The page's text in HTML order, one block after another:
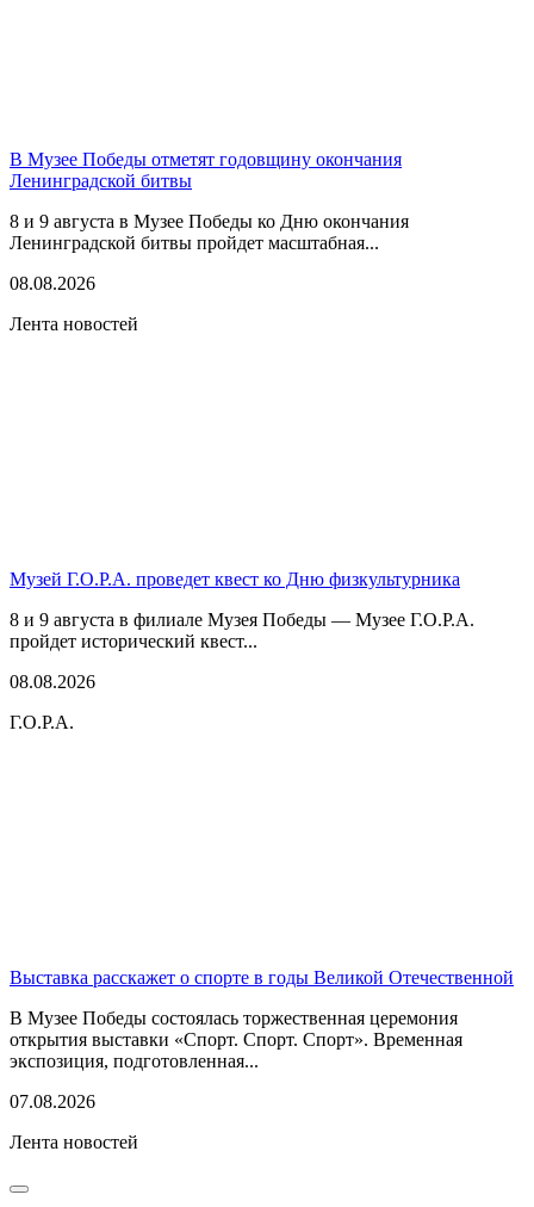
В Музее Победы отметят годовщину окончания
Ленинградской битвы
8 и 9 августа в Музее Победы ко Дню окончания
Ленинградской битвы пройдет масштабная...
08.08.2026
Лента новостей
Музей Г.О.Р.А. проведет квест ко Дню физкультурника
8 и 9 августа в филиале Музея Победы — Музее Г.О.Р.А.
пройдет исторический квест...
08.08.2026
Г.О.Р.А.
Выставка расскажет о спорте в годы Великой Отечественной
В Музее Победы состоялась торжественная церемония
открытия выставки «Спорт. Спорт. Спорт». Временная
экспозиция, подготовленная...
07.08.2026
Лента новостей